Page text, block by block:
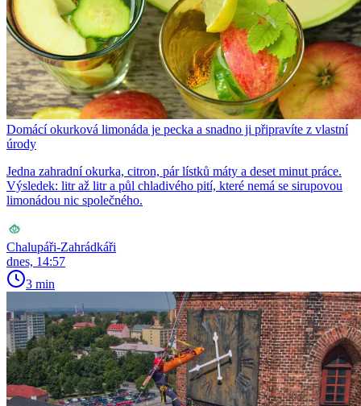
Domácí okurková limonáda je pecka a snadno ji připravíte z vlastní
úrody
Jedna zahradní okurka, citron, pár lístků máty a deset minut práce.
Výsledek: litr až litr a půl chladivého pití, které nemá se sirupovou
limonádou nic společného.
Chalupáři-Zahrádkáři
dnes, 14:57
3 min